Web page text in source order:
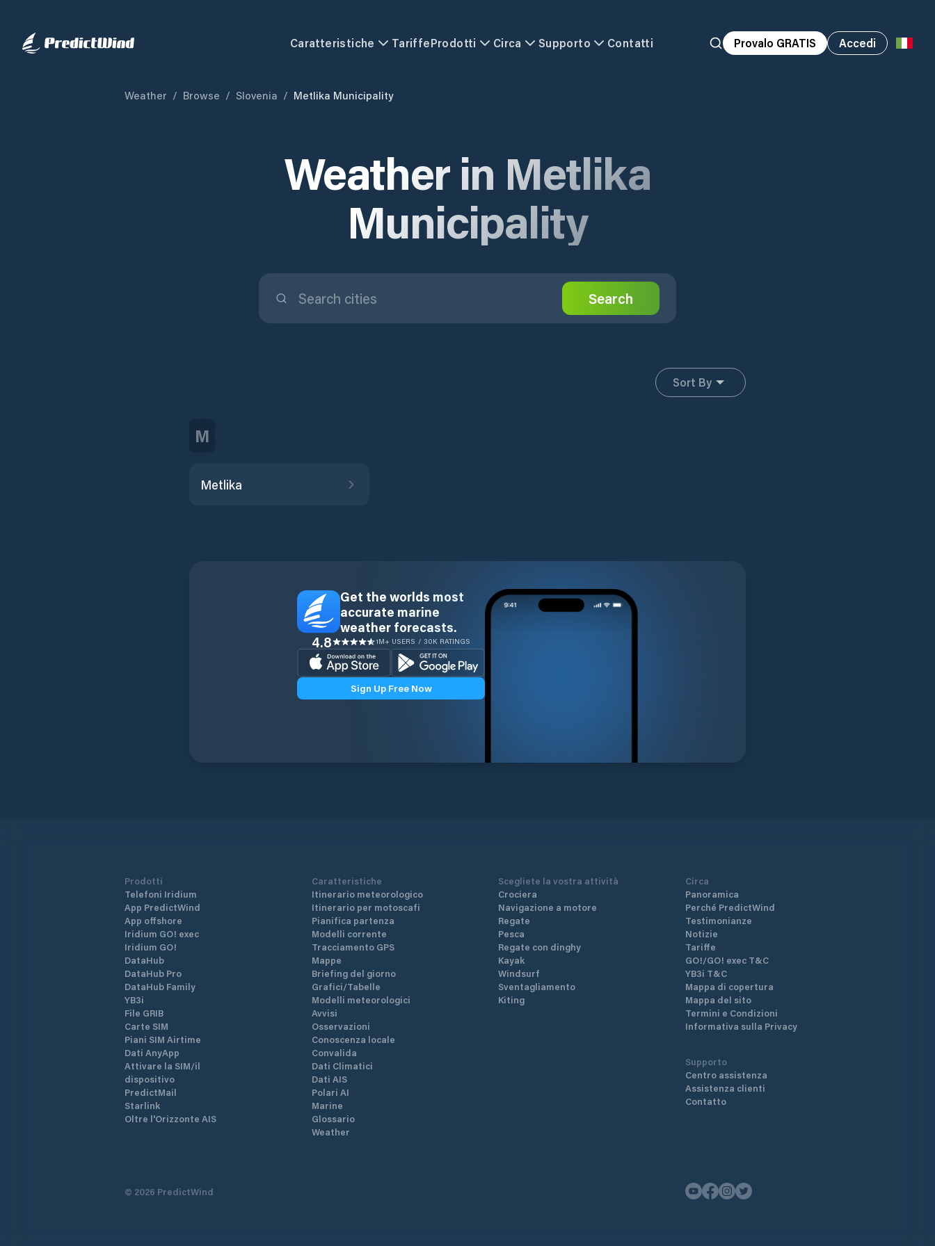
Caratteristiche TariffeProdotti Circa Supporto Contatti Provalo GRATIS Accedi
Weather / Browse / Slovenia / Metlika Municipality
Weather in Metlika
Municipality
Search
Sort By
M
Metlika
Get the worlds most
accurate marine
weather forecasts.
4.8 1M+ USERS / 30K RATINGS
Sign Up Free Now
Prodotti
Telefoni Iridium
App PredictWind
App offshore
Iridium GO! exec
Iridium GO!
DataHub
DataHub Pro
DataHub Family
YB3i
File GRIB
Carte SIM
Piani SIM Airtime
Dati AnyApp
Attivare la SIM/il
dispositivo
PredictMail
Starlink
Oltre l'Orizzonte AIS
Caratteristiche
Itinerario meteorologico
Itinerario per motoscafi
Pianifica partenza
Modelli corrente
Tracciamento GPS
Mappe
Briefing del giorno
Grafici/Tabelle
Modelli meteorologici
Avvisi
Osservazioni
Conoscenza locale
Convalida
Dati Climatici
Dati AIS
Polari AI
Marine
Glossario
Weather
Scegliete la vostra attività
Crociera
Navigazione a motore
Regate
Pesca
Regate con dinghy
Kayak
Windsurf
Sventagliamento
Kiting
Circa
Panoramica
Perché PredictWind
Testimonianze
Notizie
Tariffe
GO!/GO! exec T&C
YB3i T&C
Mappa di copertura
Mappa del sito
Termini e Condizioni
Informativa sulla Privacy
Supporto
Centro assistenza
Assistenza clienti
Contatto
© 2026 PredictWind